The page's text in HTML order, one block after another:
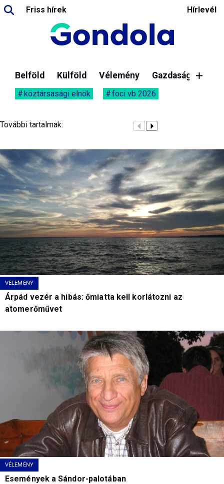
Friss hírek Hírlevél
Belföld Külföld Vélemény Gazdaság
köztársasági elnök foci vb 2026
További tartalmak:
VÉLEMÉNY
Árpád vezér a hibás: őmiatta kell korlátozni az
atomerőművet
VÉLEMÉNY
Események a Sándor-palotában